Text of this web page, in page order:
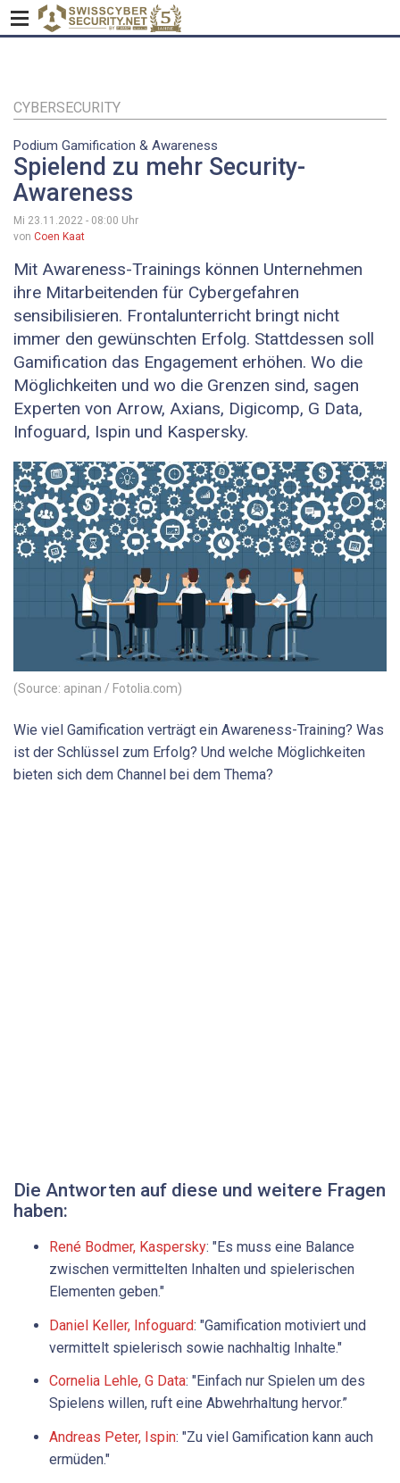
Inhalt
CYBERSECURITY
Podium Gamification & Awareness
Spielend zu mehr Security-
Awareness
Mi 23.11.2022 - 08:00 Uhr
von Coen Kaat
Mit Awareness-Trainings können Unternehmen
ihre Mitarbeitenden für Cybergefahren
sensibilisieren. Frontalunterricht bringt nicht
immer den gewünschten Erfolg. Stattdessen soll
Gamification das Engagement erhöhen. Wo die
Möglichkeiten und wo die Grenzen sind, sagen
Experten von Arrow, Axians, Digicomp, G Data,
Infoguard, Ispin und Kaspersky.
(Source: apinan / Fotolia.com)
Wie viel Gamification verträgt ein Awareness-Training? Was
ist der Schlüssel zum Erfolg? Und welche Möglichkeiten
bieten sich dem Channel bei dem Thema?
Die Antworten auf diese und weitere Fragen
haben:
René Bodmer, Kaspersky: "Es muss eine Balance
zwischen vermittelten Inhalten und spielerischen
Elementen geben."
Daniel Keller, Infoguard: "Gamification motiviert und
vermittelt spielerisch sowie nachhaltig Inhalte."
Cornelia Lehle, G Data: "Einfach nur Spielen um des
Spielens willen, ruft eine Abwehrhaltung hervor.”
Andreas Peter, Ispin: "Zu viel Gamification kann auch
ermüden."